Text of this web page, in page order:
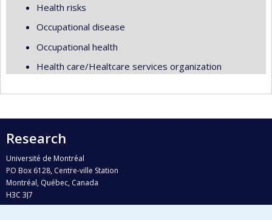
Health risks
Occupational disease
Occupational health
Health care/Healtcare services organization
Research
Université de Montréal
PO Box 6128, Centre-ville Station
Montréal, Québec, Canada
H3C 3J7